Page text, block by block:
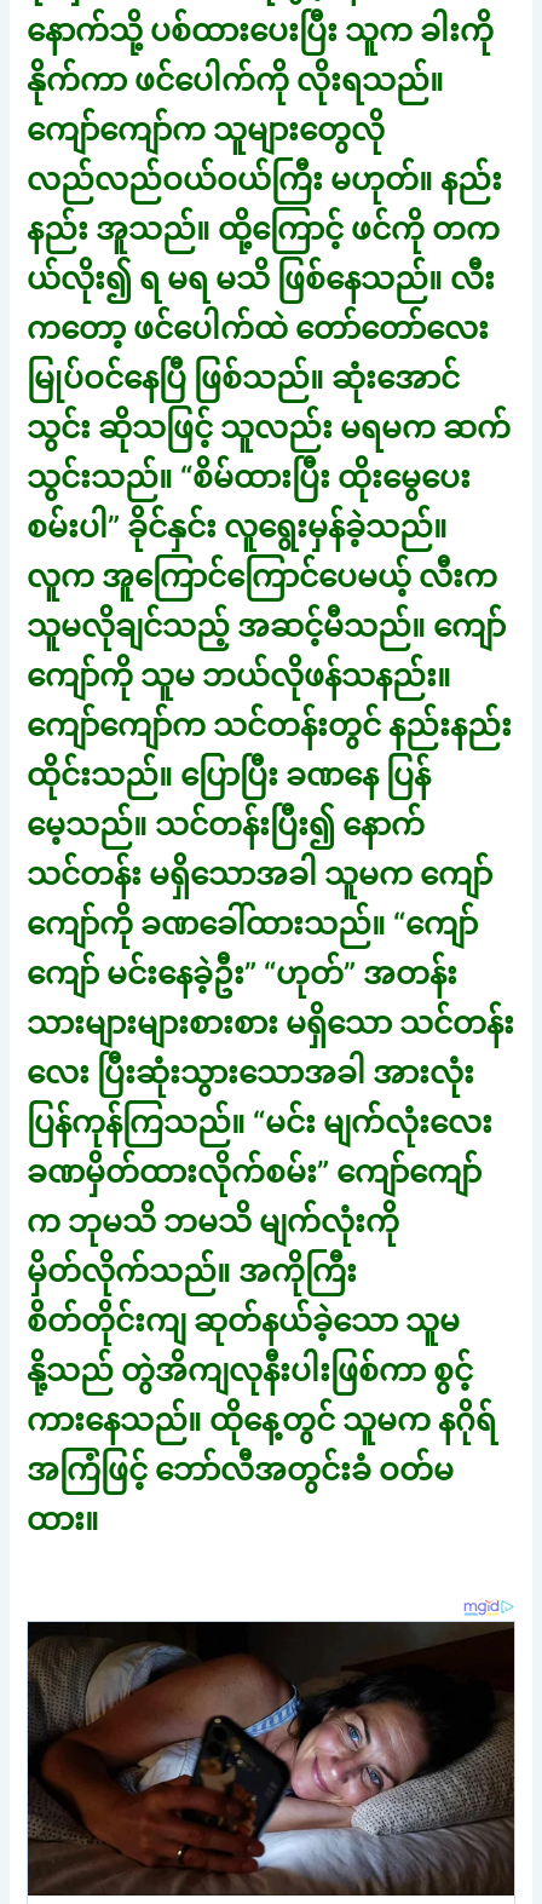
နောက်သို့ ပစ်ထားပေးပြီး သူက ခါးကို
နိုက်ကာ ဖင်ပေါက်ကို လိုးရသည်။
ကျော်ကျော်က သူများတွေလို
လည်လည်ဝယ်ဝယ်ကြီး မဟုတ်။ နည်း
နည်း အူသည်။ ထို့ကြောင့် ဖင်ကို တက
ယ်လိုး၍ ရ မရ မသိ ဖြစ်နေသည်။ လီး
ကတော့ ဖင်ပေါက်ထဲ တော်တော်လေး
မြုပ်ဝင်နေပြီ ဖြစ်သည်။ ဆုံးအောင်
သွင်း ဆိုသဖြင့် သူလည်း မရမက ဆက်
သွင်းသည်။ “စိမ်ထားပြီး ထိုးမွေပေး
စမ်းပါ” ခိုင်နှင်း လူရွေးမှန်ခဲ့သည်။
လူက အူကြောင်ကြောင်ပေမယ့် လီးက
သူမလိုချင်သည့် အဆင့်မီသည်။ ကျော်
ကျော်ကို သူမ ဘယ်လိုဖန်သနည်း။
ကျော်ကျော်က သင်တန်းတွင် နည်းနည်း
ထိုင်းသည်။ ပြောပြီး ခဏနေ ပြန်
မေ့သည်။ သင်တန်းပြီး၍ နောက်
သင်တန်း မရှိသောအခါ သူမက ကျော်
ကျော်ကို ခဏခေါ်ထားသည်။ “ကျော်
ကျော် မင်းနေခဲ့ဦး” “ဟုတ်” အတန်း
သားများများစားစား မရှိသော သင်တန်း
လေး ပြီးဆုံးသွားသောအခါ အားလုံး
ပြန်ကုန်ကြသည်။ “မင်း မျက်လုံးလေး
ခဏမှိတ်ထားလိုက်စမ်း” ကျော်ကျော်
က ဘုမသိ ဘမသိ မျက်လုံးကို
မှိတ်လိုက်သည်။ အကိုကြီး
စိတ်တိုင်းကျ ဆုတ်နယ်ခဲ့သော သူမ
နို့သည် တွဲအိကျလုနီးပါးဖြစ်ကာ စွင့်
ကားနေသည်။ ထိုနေ့တွင် သူမက နဂိုရ်
အကြံဖြင့် ဘော်လီအတွင်းခံ ဝတ်မ
ထား။